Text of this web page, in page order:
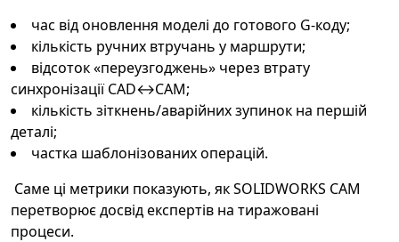
час від оновлення моделі до готового G-коду;
кількість ручних втручань у маршрути;
відсоток «переузгоджень» через втрату
синхронізації CAD↔CAM;
кількість зіткнень/аварійних зупинок на першій
деталі;
частка шаблонізованих операцій.
Саме ці метрики показують, як SOLIDWORKS CAM
перетворює досвід експертів на тиражовані
процеси.